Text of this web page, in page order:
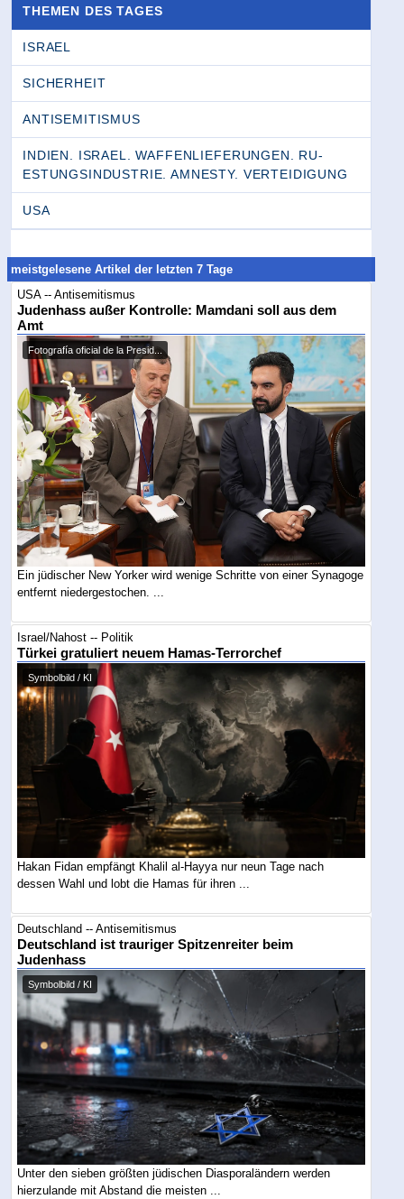
THEMEN DES TAGES
ISRAEL
SICHERHEIT
ANTISEMITISMUS
INDIEN. ISRAEL. WAFFENLIEFERUNGEN. RU­
ESTUNGSINDUSTRIE. AMNESTY. VERTEIDIGUNG
USA
meistgelesene Artikel der letzten 7 Tage
USA -- Antisemitismus
Judenhass außer Kontrolle: Mamdani soll aus dem
Amt
Fotografía oficial de la Presid...
Ein jüdischer New Yorker wird wenige Schritte von einer Synagoge
entfernt niedergestochen. ...
Israel/Nahost -- Politik
Türkei gratuliert neuem Hamas-Terrorchef
Symbolbild / KI
Hakan Fidan empfängt Khalil al-Hayya nur neun Tage nach
dessen Wahl und lobt die Hamas für ihren ...
Deutschland -- Antisemitismus
Deutschland ist trauriger Spitzenreiter beim
Judenhass
Symbolbild / KI
Unter den sieben größten jüdischen Diasporaländern werden
hierzulande mit Abstand die meisten ...